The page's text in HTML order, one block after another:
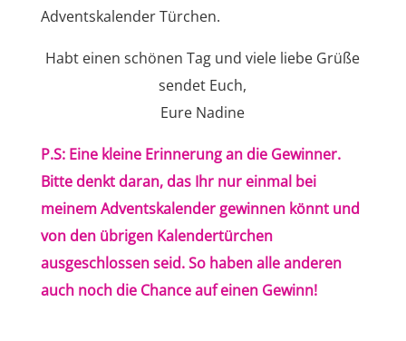
Adventskalender Türchen.
Habt einen schönen Tag und viele liebe Grüße
sendet Euch,
Eure Nadine
P.S: Eine kleine Erinnerung an die Gewinner.
Bitte denkt daran, das Ihr nur einmal bei
meinem Adventskalender gewinnen könnt und
von den übrigen Kalendertürchen
ausgeschlossen seid. So haben alle anderen
auch noch die Chance auf einen Gewinn!